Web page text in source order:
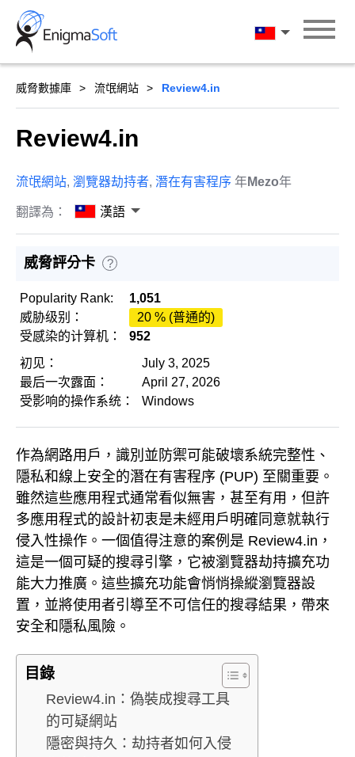
Skip
content
漢語
威脅數據庫 流氓網站 Review4.in
Review4.in
流氓網站, 瀏覽器劫持者, 潛在有害程序 年Mezo年
翻譯為： 漢語
威脅評分卡 ?
Popularity Rank:
1,051
威胁级别：
20 % (普通的)
受感染的计算机：
952
初见：
July 3, 2025
最后一次露面：
April 27, 2026
受影响的操作系统：
Windows
作為網路用戶，識別並防禦可能破壞系統完整性、
隱私和線上安全的潛在有害程序 (PUP) 至關重要。
雖然這些應用程式通常看似無害，甚至有用，但許
多應用程式的設計初衷是未經用戶明確同意就執行
侵入性操作。一個值得注意的案例是 Review4.in，
這是一個可疑的搜尋引擎，它被瀏覽器劫持擴充功
能大力推廣。這些擴充功能會悄悄操縱瀏覽器設
置，並將使用者引導至不可信任的搜尋結果，帶來
安全和隱私風險。
目錄
Review4.in：偽裝成搜尋工具
的可疑網站
隱密與持久：劫持者如何入侵